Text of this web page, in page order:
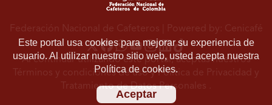
Este portal usa cookies para mejorar su experiencia de
usuario. Al utilizar nuestro sitio web, usted acepta nuestra
Política de cookies.
Aceptar
Federación Nacional de Cafeteros | Powered by: Cenicafé
Al continuar utilizando este portal, aceptas nuestros
Términos y condiciones de usoyPolítica de Privacidad y
Tratamiento de Datos Personales